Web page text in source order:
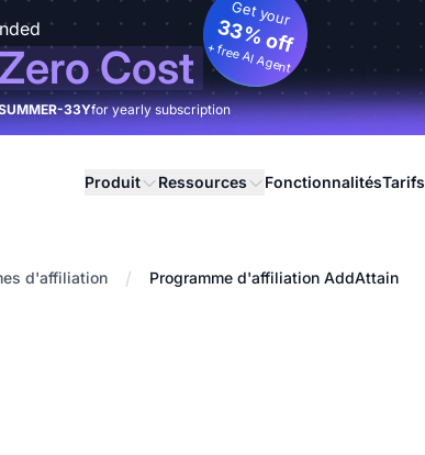
Zero Cost
Get your
33% off
+ free AI Agent
33Yfor yearly subscription
Produit Ressources FonctionnalitésTarifs
d'affiliation / Programme d'affiliation AddAttain